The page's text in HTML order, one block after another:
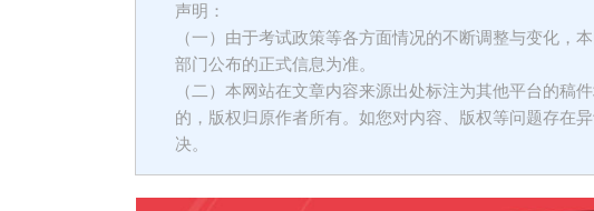
声明：
（一）由于考试政策等各方面情况的不断调整与变化，
部门公布的正式信息为准。
（二）本网站在文章内容来源出处标注为其他平台的稿
的，版权归原作者所有。如您对内容、版权等问题存在
决。